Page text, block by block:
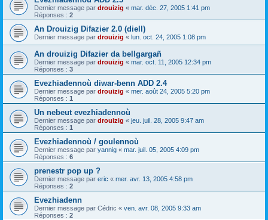
Dernier message par drouizig « mar. déc. 27, 2005 1:41 pm
Réponses : 2
An Drouizig Difazier 2.0 (diell)
Dernier message par drouizig « lun. oct. 24, 2005 1:08 pm
An drouizig Difazier da bellgargañ
Dernier message par drouizig « mar. oct. 11, 2005 12:34 pm
Réponses : 3
Evezhiadennoù diwar-benn ADD 2.4
Dernier message par drouizig « mer. août 24, 2005 5:20 pm
Réponses : 1
Un nebeut evezhiadennoù
Dernier message par drouizig « jeu. juil. 28, 2005 9:47 am
Réponses : 1
Evezhiadennoù / goulennoù
Dernier message par yannig « mar. juil. 05, 2005 4:09 pm
Réponses : 6
prenestr pop up ?
Dernier message par eric « mer. avr. 13, 2005 4:58 pm
Réponses : 2
Evezhiadenn
Dernier message par Cédric « ven. avr. 08, 2005 9:33 am
Réponses : 2